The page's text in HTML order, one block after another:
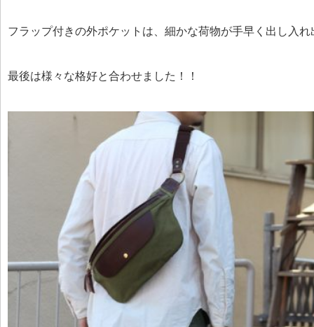
フラップ付きの外ポケットは、細かな荷物が手早く出し入
最後は様々な格好と合わせました！！